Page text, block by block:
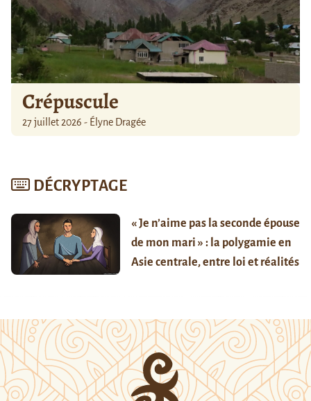
Crépuscule
27 juillet 2026 - Élyne Dragée
DÉCRYPTAGE
« Je n’aime pas la seconde épouse
de mon mari » : la polygamie en
Asie centrale, entre loi et réalités